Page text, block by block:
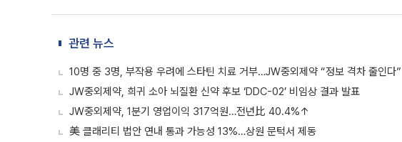
관련 뉴스
10명 중 3명, 부작용 우려에 스타틴 치료 거부…JW중외제약 “정보 격차 줄인다”
JW중외제약, 희귀 소아 뇌질환 신약 후보 ‘DDC-02’ 비임상 결과 발표
JW중외제약, 1분기 영업이익 317억원…전년比 40.4%↑
美 클래리티 법안 연내 통과 가능성 13%…상원 문턱서 제동